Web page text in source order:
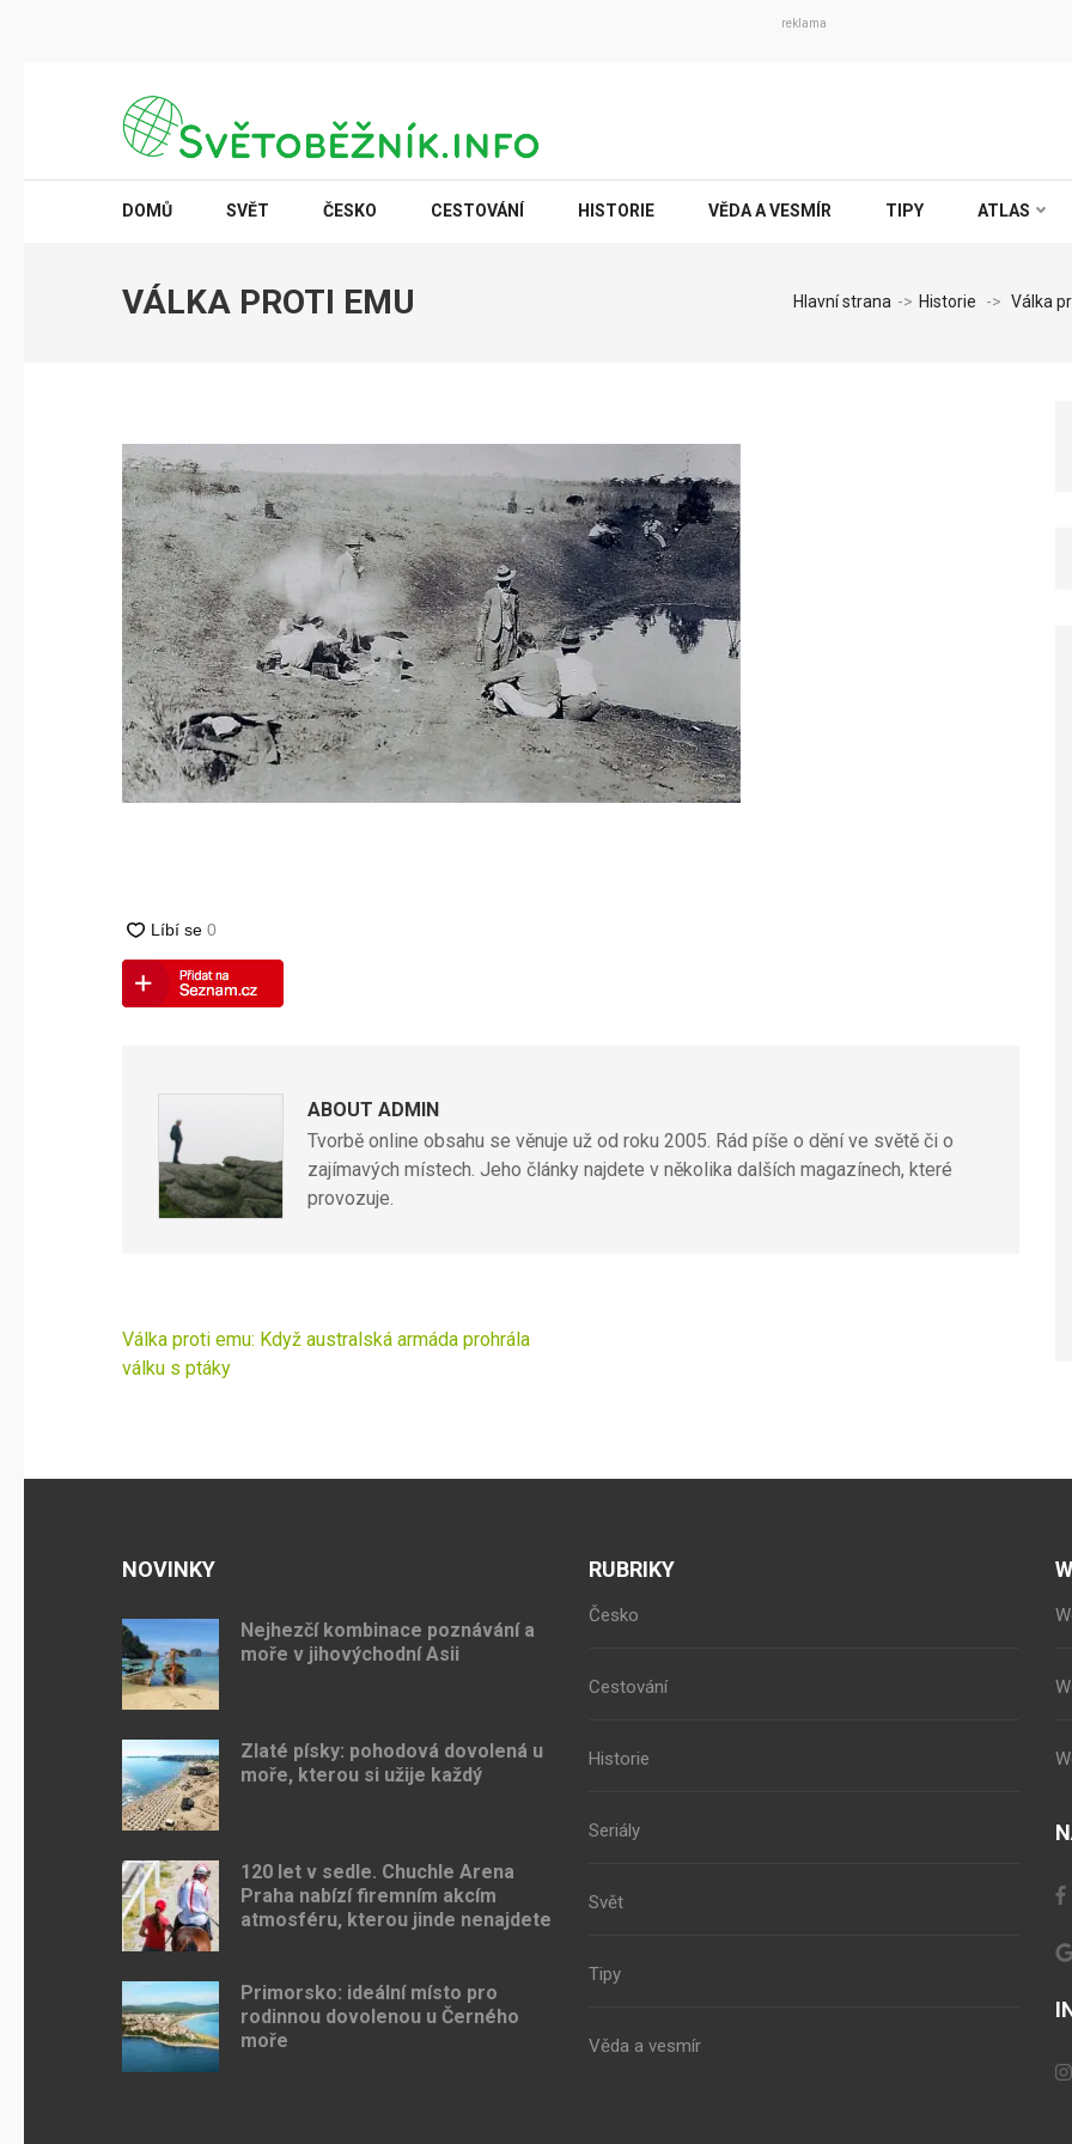
reklama
SVĚTOBĚŽNÍK.INFO
DOMŮ SVĚT ČESKO CESTOVÁNÍ HISTORIE VĚDA A VESMÍR TIPY ATLAS
VÁLKA PROTI EMU Hlavní strana -> Historie -> Válka
ABOUT ADMIN
Tvorbě online obsahu se věnuje už od roku 2005. Rád píše o dění ve světě či o
zajímavých místech. Jeho články najdete v několika dalších magazínech, které
provozuje.
Navigace
pro
Válka proti emu: Když australská armáda prohrála
válku s ptáky
NOVINKY
Nejhezčí kombinace poznávání a
moře v jihovýchodní Asii
Zlaté písky: pohodová dovolená u
moře, kterou si užije každý
120 let v sedle. Chuchle Arena
Praha nabízí firemním akcím
atmosféru, kterou jinde nenajdete
Primorsko: ideální místo pro
rodinnou dovolenou u Černého
moře
RUBRIKY
Česko
Cestování
Historie
Seriály
Svět
Tipy
Věda a vesmír